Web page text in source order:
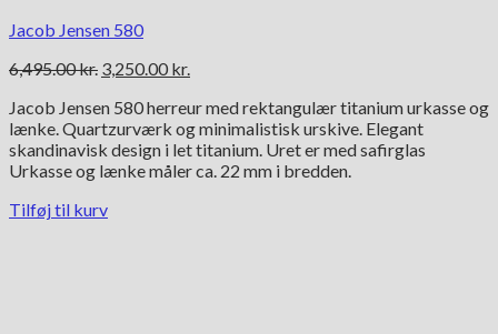
Jacob Jensen 580
6,495.00kr. Den
pris
var:
6,495.00 kr..
3,250.00 kr.
pris
er:
3,250.00 kr..
Jacob Jensen 580 herreur med rektangulær titanium urkasse og
lænke. Quartzurværk og minimalistisk urskive. Elegant
skandinavisk design i let titanium. Uret er med safirglas
Urkasse og lænke måler ca. 22 mm i bredden.
Tilføj til kurv